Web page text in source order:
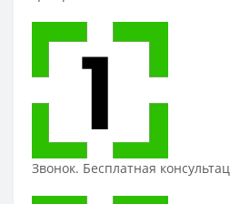
Звонок. Бесплатная